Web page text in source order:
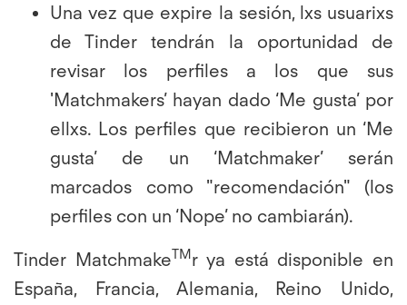
Una vez que expire la sesión, lxs usuarixs
de Tinder tendrán la oportunidad de
revisar los perfiles a los que sus
'Matchmakers’ hayan dado ‘Me gusta’ por
ellxs. Los perfiles que recibieron un ‘Me
gusta’ de un ‘Matchmaker’ serán
marcados como "recomendación" (los
perfiles con un ‘Nope’ no cambiarán).
Tinder MatchmakeTMr ya está disponible en
España, Francia, Alemania, Reino Unido,